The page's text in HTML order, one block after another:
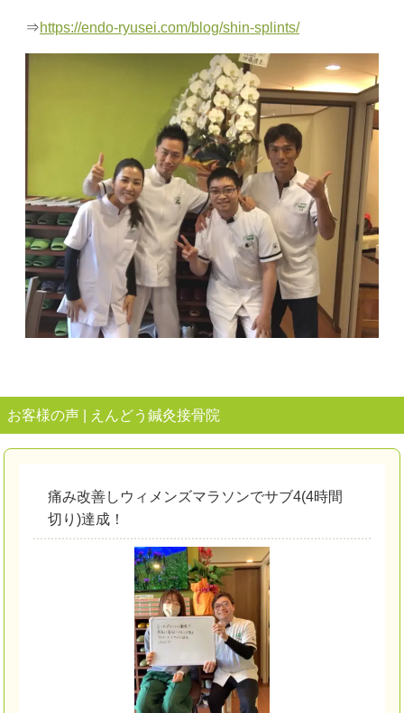
⇒https://endo-ryusei.com/blog/shin-splints/
お客様の声 | えんどう鍼灸接骨院
痛み改善しウィメンズマラソンでサブ4(4時間
切り)達成！